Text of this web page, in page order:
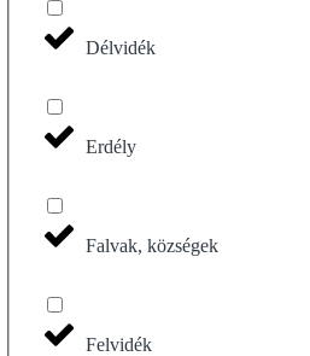
Délvidék
Erdély
Falvak, községek
Felvidék